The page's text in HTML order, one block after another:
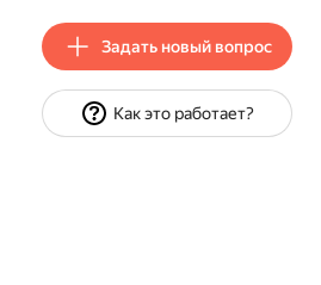
Задать новый вопрос
Как это работает?